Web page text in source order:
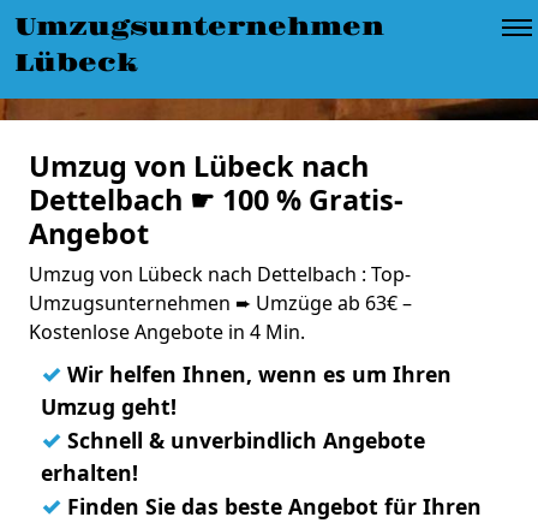
Umzugsunternehmen
Lübeck
Umzug von Lübeck nach
Dettelbach ☛ 100 % Gratis-
Angebot
Umzug von Lübeck nach Dettelbach : Top-
Umzugsunternehmen ➨ Umzüge ab 63€ –
Kostenlose Angebote in 4 Min.
✓ Wir helfen Ihnen, wenn es um Ihren
Umzug geht!
✓ Schnell & unverbindlich Angebote
erhalten!
✓ Finden Sie das beste Angebot für Ihren